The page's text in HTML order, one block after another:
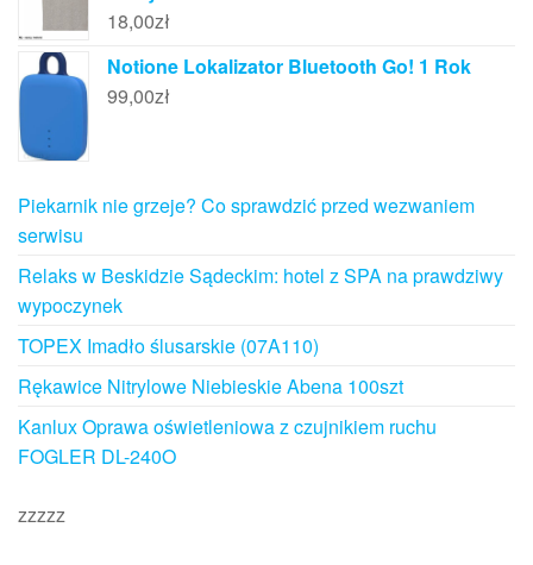
18,00zł
Notione Lokalizator Bluetooth Go! 1 Rok
99,00zł
Piekarnik nie grzeje? Co sprawdzić przed wezwaniem
serwisu
Relaks w Beskidzie Sądeckim: hotel z SPA na prawdziwy
wypoczynek
TOPEX Imadło ślusarskie (07A110)
Rękawice Nitrylowe Niebieskie Abena 100szt
Kanlux Oprawa oświetleniowa z czujnikiem ruchu
FOGLER DL-240O
zzzzz